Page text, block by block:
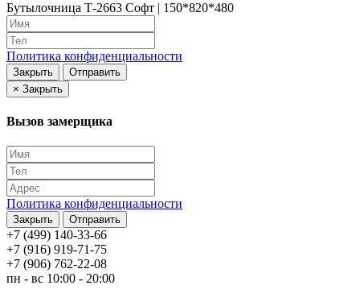
Бутылочница Т-2663 Софт | 150*820*480
Политика конфиденциальности
Закрыть
Отправить
× Закрыть
Вызов замерщика
Политика конфиденциальности
Закрыть Отправить
+7 (499) 140-33-66
+7 (916) 919-71-75
+7 (906) 762-22-08
пн - вс 10:00 - 20:00